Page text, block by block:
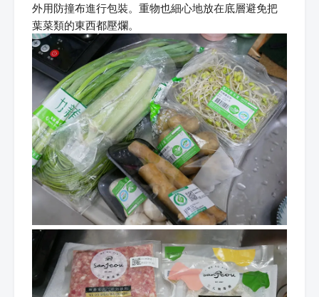
外用防撞布進行包裝。重物也細心地放在底層避免把
葉菜類的東西都壓爛。